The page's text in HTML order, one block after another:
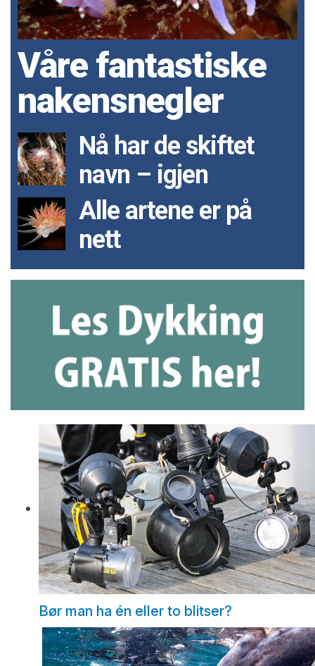
Våre fantastiske
nakensnegler
Nå har de skiftet
navn – igjen
Alle artene er på
nett
Bør man ha én eller to blitser?